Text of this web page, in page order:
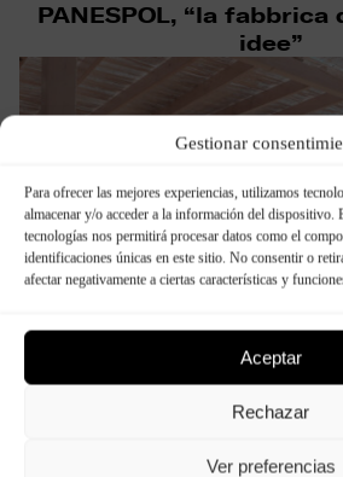
Gestionar
Para ofrecer las mejores experiencias, utilizamos
almacenar y/o acceder a la información del dispositivo.
tecnologías nos permitirá procesar datos como el
identificaciones únicas en este sitio. No consentir o
afectar negativamente a ciertas características y
Aceptar
Rechazar
Ver preferencias
PANESPOL, “la
idee”